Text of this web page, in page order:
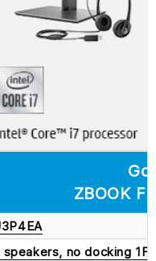
ZBOOK
no docking